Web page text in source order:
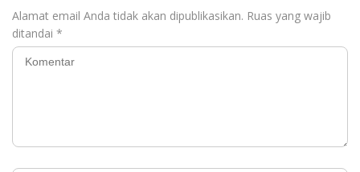
Alamat email Anda tidak akan dipublikasikan. Ruas yang wajib
ditandai *